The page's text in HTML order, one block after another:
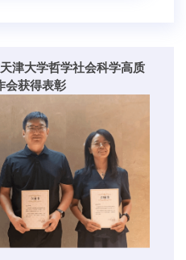
津大学哲学社会科学高质
会获得表彰